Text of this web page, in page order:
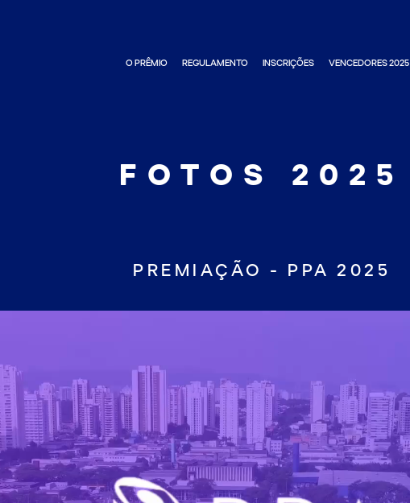
O PRÊMIO REGULAMENTO INSCRIÇÕES VENCEDORES 2025
FOTOS 2025
PREMIAÇÃO - PPA 2025